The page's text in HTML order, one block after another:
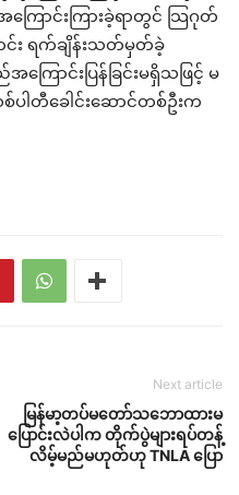
ြောင်းကြားခဲ့ရာတွင် သြဂုတ်
း ရက်ချိန်းသတ်မှတ်ခဲ့
ောင်းပြန်ခြင်းမရှိသဖြင့် မ
ပါတီခေါင်းဆောင်တစ်ဦးက
Next article
မြန်မာ့တပ်မတော်သဘောထားမ
ပြောင်းလဲပါက တိုက်ပွဲများရပ်တန့်
လိမ့်မည်မဟုတ်ဟု TNLA ပြော